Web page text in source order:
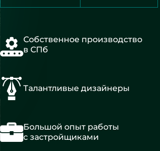
Собственное производство
в СПб
Талантливые дизайнеры
Большой опыт работы
с застройщиками